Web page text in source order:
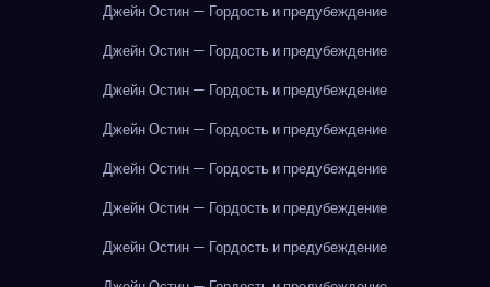
Джейн Остин — Гордость и предубеждение
Джейн Остин — Гордость и предубеждение
Джейн Остин — Гордость и предубеждение
Джейн Остин — Гордость и предубеждение
Джейн Остин — Гордость и предубеждение
Джейн Остин — Гордость и предубеждение
Джейн Остин — Гордость и предубеждение